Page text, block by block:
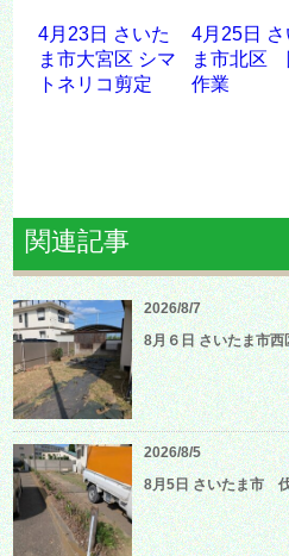
4月23日 さいた
ま市大宮区 シマ
トネリコ剪定
4月25日 さ
ま市北区
作業
関連記事
2026/8/7
8月６日 さいたま市西
2026/8/5
8月5日 さいたま市